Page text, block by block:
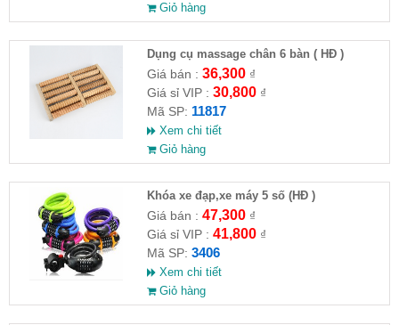
Giỏ hàng
Dụng cụ massage chân 6 bàn ( HĐ )
Giá bán : 36,300₫
Giá sỉ VIP : 30,800₫
Mã SP: 11817
Xem chi tiết
Giỏ hàng
Khóa xe đạp,xe máy 5 số (HĐ )
Giá bán : 47,300₫
Giá sỉ VIP : 41,800₫
Mã SP: 3406
Xem chi tiết
Giỏ hàng